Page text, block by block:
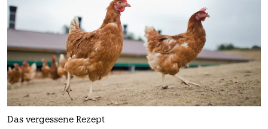
Das vergessene Rezept